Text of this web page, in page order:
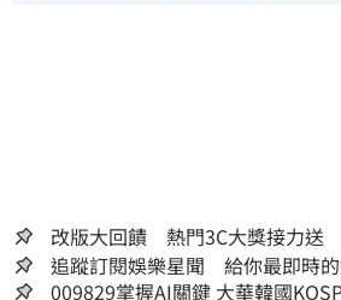
改版大回饋 熱門3C大獎接力送
追蹤訂閱娛樂星聞 給你最即時
009829掌握AI關鍵 大華韓國